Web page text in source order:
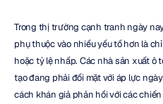
Trong thị trường cạnh tranh ngày
phụ thuộc vào nhiều yếu tố hơn là
hoặc tỷ lệ nhấp. Các nhà sản xuất ô
tạo đang phải đối mặt với áp lực
cách khán giả phản hồi với các